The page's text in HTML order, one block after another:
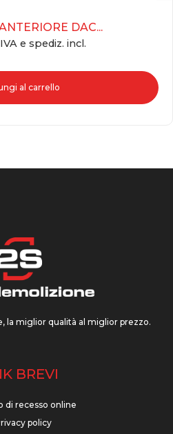
DAC...
IVA e spediz. incl.
al carrello
la miglior qualità al miglior prezzo.
BREVI
di recesso online
policy